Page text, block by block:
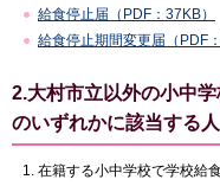
給食停止届（PDF：37KB）
給食停止期間変更届（PDF：
2.大村市立以外の小中
のいずれかに該当する人
在籍する小中学校で学校給